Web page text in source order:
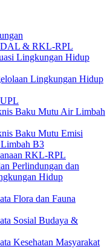
& RKL-RPL
Lingkungan Hidup
Lingkungan Hidup
Baku Mutu Air Limbah
Baku Mutu Emisi
B3
RKL-RPL
Perlindungan dan
Hidup
Flora dan Fauna
Sosial Budaya &
Kesehatan Masyarakat